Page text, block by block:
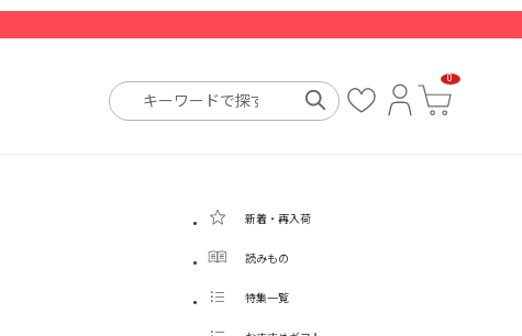
0
新着・再入荷
読みもの
特集一覧